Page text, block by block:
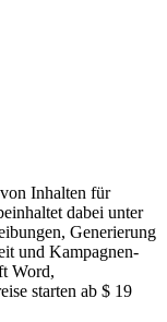
Inhalten für
dabei unter
Generierung
und Kampagnen-
Word,
starten ab $ 19